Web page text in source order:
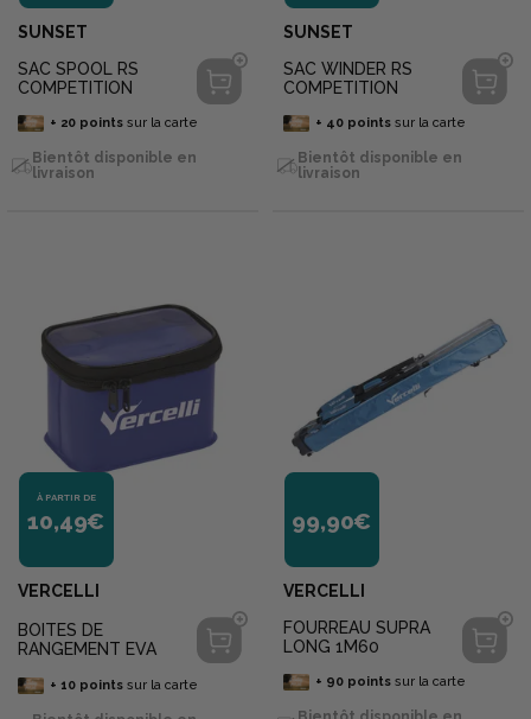
SUNSET
SAC SPOOL RS
COMPETITION
+ 20pointssur la carte
Bientôt disponible en
livraison
SUNSET
SAC WINDER RS
COMPETITION
+ 40pointssur la carte
Bientôt disponible en
livraison
À PARTIR DE
10,49€
VERCELLI
BOITES DE
RANGEMENT EVA
+ 10pointssur la carte
99,90€
VERCELLI
FOURREAU SUPRA
LONG 1M60
+ 90pointssur la carte